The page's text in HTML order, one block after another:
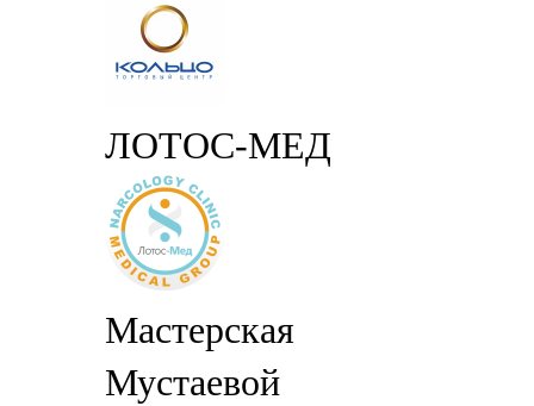
ЛОТОС-МЕД
Мастерская
Мустаевой